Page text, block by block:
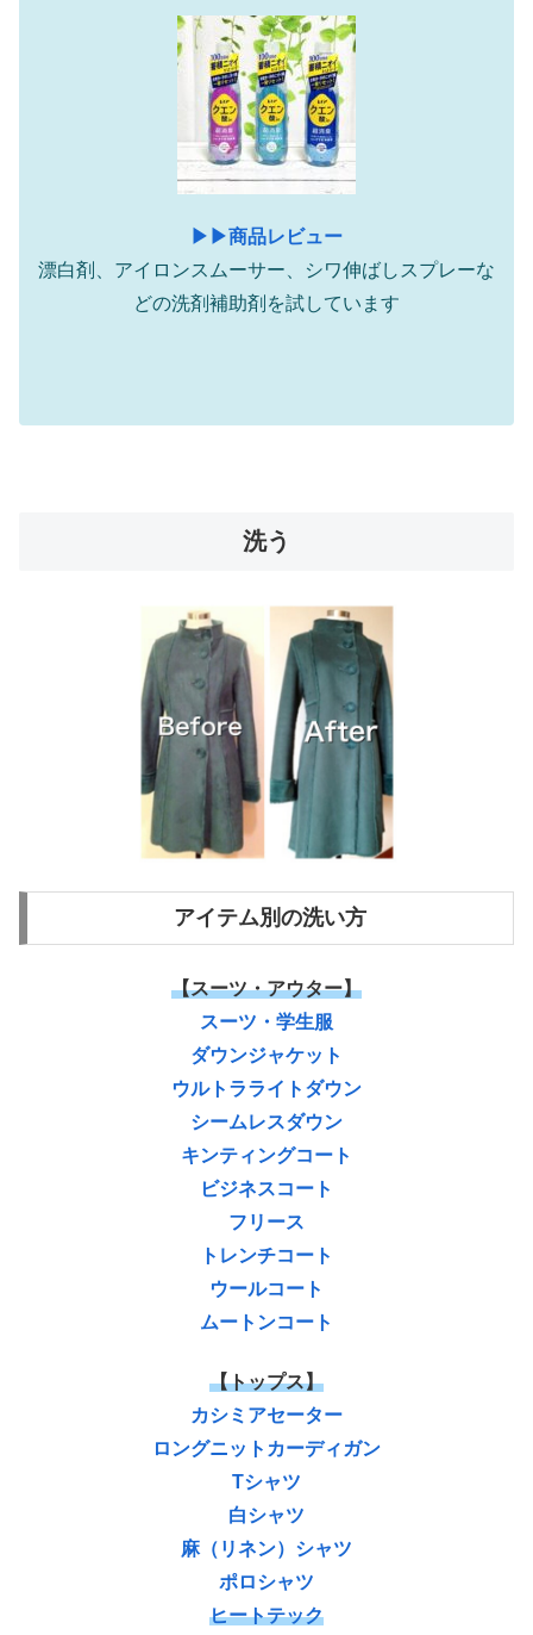
▶︎▶︎商品レビュー
漂白剤、アイロンスムーサー、シワ伸ばしスプレーな
どの洗剤補助剤を試しています
洗う
アイテム別の洗い方
【スーツ・アウター】
スーツ・学生服
ダウンジャケット
ウルトラライトダウン
シームレスダウン
キンティングコート
ビジネスコート
フリース
トレンチコート
ウールコート
ムートンコート
【トップス】
カシミアセーター
ロングニットカーディガン
Tシャツ
白シャツ
麻（リネン）シャツ
ポロシャツ
ヒートテック